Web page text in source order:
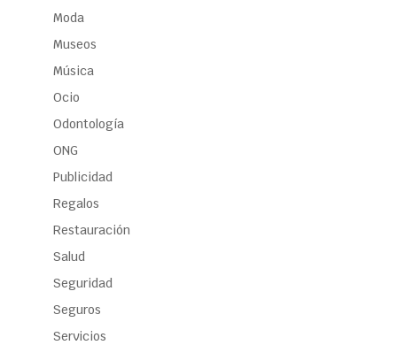
Moda
Museos
Música
Ocio
Odontología
ONG
Publicidad
Regalos
Restauración
Salud
Seguridad
Seguros
Servicios